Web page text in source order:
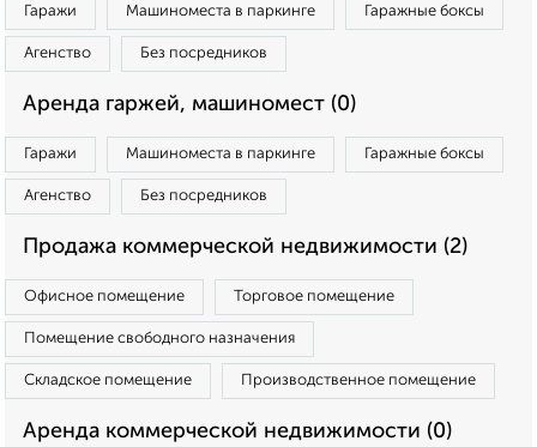
Гаражи Машиноместа в паркинге Гаражные боксы
Агенство Без посредников
Аренда гаржей, машиномест (0)
Гаражи Машиноместа в паркинге Гаражные боксы
Агенство Без посредников
Продажа коммерческой недвижимости (2)
Офисное помещение Торговое помещение
Помещение свободного назначения
Складское помещение Производственное помещение
Аренда коммерческой недвижимости (0)